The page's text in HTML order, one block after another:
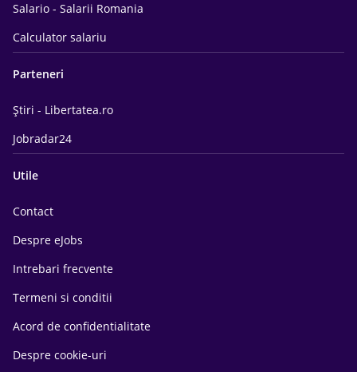
Salario - Salarii Romania
Calculator salariu
Parteneri
Știri - Libertatea.ro
Jobradar24
Utile
Contact
Despre eJobs
Intrebari frecvente
Termeni si conditii
Acord de confidentialitate
Despre cookie-uri